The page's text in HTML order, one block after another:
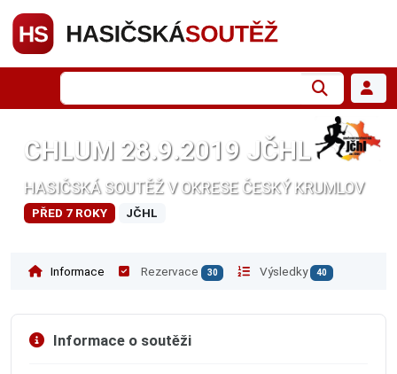
CHLUM 28.9.2019 JČHL
HASIČSKÁ SOUTĚŽ V OKRESE ČESKÝ KRUMLOV
PŘED 7 ROKY JČHL
Informace Rezervace 30 Výsledky 40
Informace o soutěži